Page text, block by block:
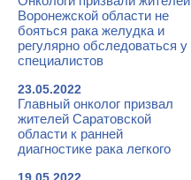
Воронежской области не
бояться рака желудка и
регулярно обследоваться у
специалистов
23.05.2022
Главный онколог призвал
жителей Саратовской
области к ранней
диагностике рака легкого
19.05.2022